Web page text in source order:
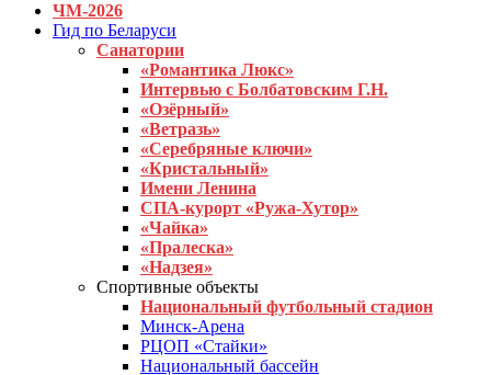
ЧМ-2026
Гид по Беларуси
Санатории
«Романтика Люкс»
Интервью с Болбатовским Г.Н.
«Озёрный»
«Ветразь»
«Серебряные ключи»
«Кристальный»
Имени Ленина
СПА-курорт «Ружа-Хутор»
«Чайка»
«Пралеска»
«Надзея»
Спортивные объекты
Национальный футбольный стадион
Минск-Арена
РЦОП «Стайки»
Национальный бассейн